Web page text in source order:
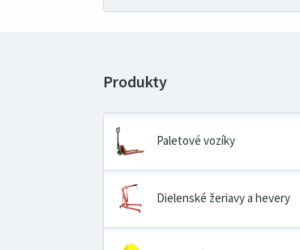
Paletové vozíky
Dielenské žeriavy a hevery